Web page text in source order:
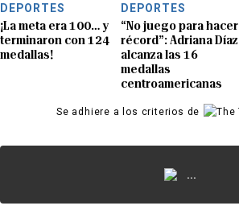
DEPORTES
¡La meta era 100… y
terminaron con 124
medallas!
DEPORTES
“No juego para hacer
récord”: Adriana Díaz
alcanza las 16
medallas
centroamericanas
Se adhiere a los criterios de
...